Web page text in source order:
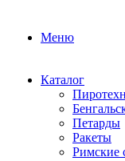
Меню
Каталог
Петарды
Ракеты
Римские